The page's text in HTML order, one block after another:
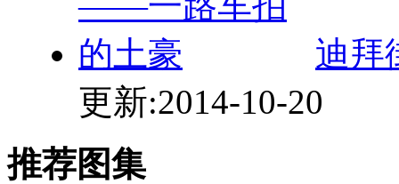
迪拜
更新:2014-10-20
推荐图集